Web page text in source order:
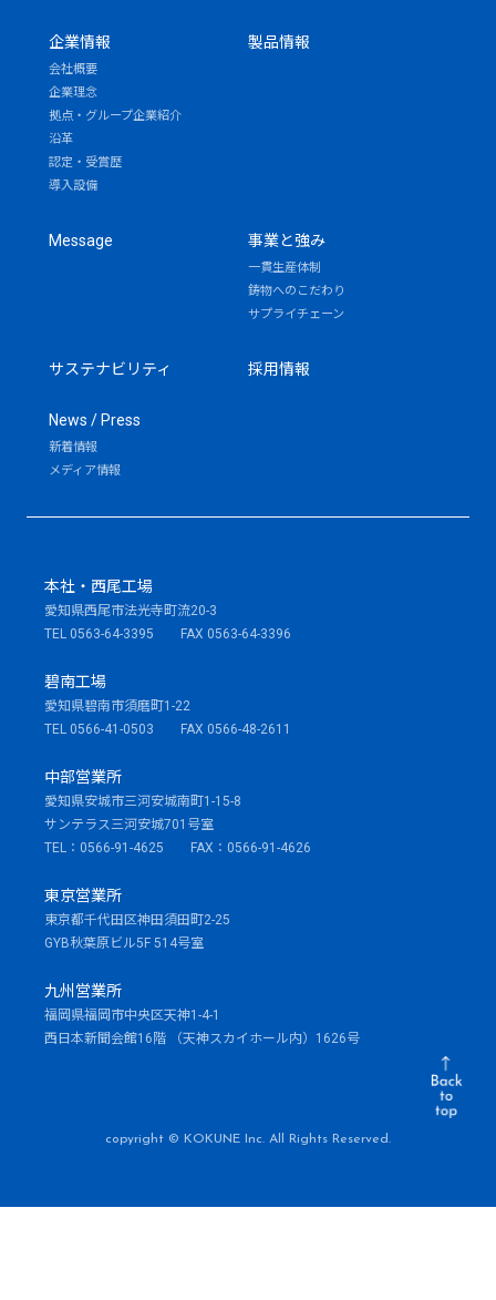
企業情報
会社概要
企業理念
拠点・グループ企業紹介
沿革
認定・受賞歴
導入設備
製品情報
Message 事業と強み
一貫生産体制
鋳物へのこだわり
サプライチェーン
サステナビリティ 採用情報
News / Press
新着情報
メディア情報
本社・西尾工場
愛知県西尾市法光寺町流20-3
TEL 0563-64-3395 FAX 0563-64-3396
碧南工場
愛知県碧南市須磨町1-22
TEL 0566-41-0503 FAX 0566-48-2611
中部営業所
愛知県安城市三河安城南町1-15-8
サンテラス三河安城701号室
TEL：0566-91-4625 FAX：0566-91-4626
東京営業所
東京都千代田区神田須田町2-25
GYB秋葉原ビル5F 514号室
九州営業所
福岡県福岡市中央区天神1-4-1
西日本新聞会館16階 （天神スカイホール内）1626号
copyright © KOKUNE Inc. All Rights Reserved.